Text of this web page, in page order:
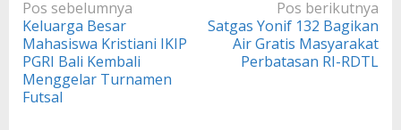
Navigasi
pos
Pos sebelumnya
Keluarga Besar
Mahasiswa Kristiani IKIP
PGRI Bali Kembali
Menggelar Turnamen
Futsal
Pos berikutnya
Satgas Yonif 132 Bagikan
Air Gratis Masyarakat
Perbatasan RI-RDTL